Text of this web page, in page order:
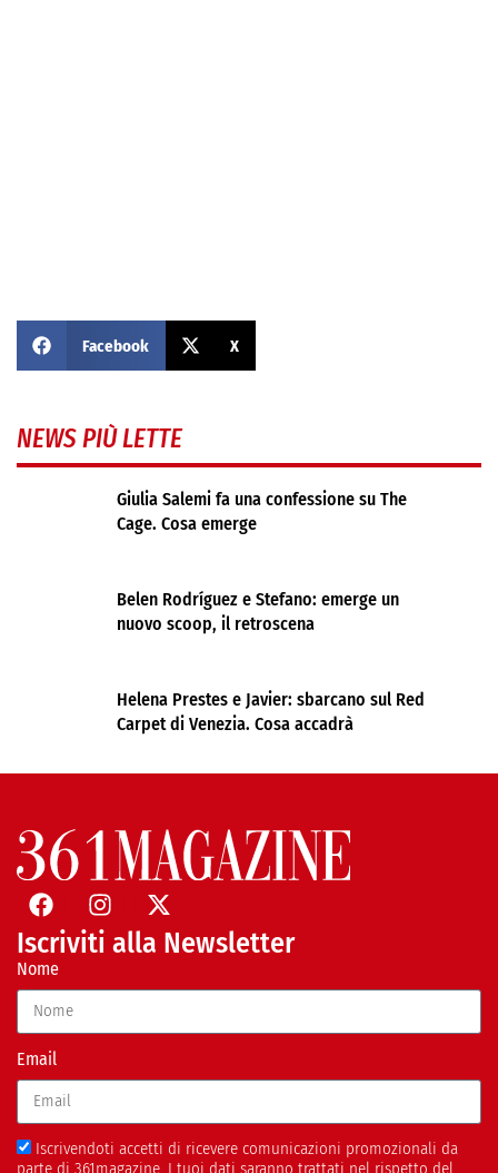
Facebook X
NEWS PIÙ LETTE
Giulia Salemi fa una confessione su The
Cage. Cosa emerge
Belen Rodríguez e Stefano: emerge un
nuovo scoop, il retroscena
Helena Prestes e Javier: sbarcano sul Red
Carpet di Venezia. Cosa accadrà
Iscriviti alla Newsletter
Nome
Email
Iscrivendoti accetti di ricevere comunicazioni promozionali da
parte di 361magazine. I tuoi dati saranno trattati nel rispetto del